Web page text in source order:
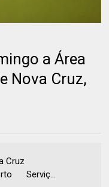
a Área
Nova Cruz,
em Nova Cruz
Serviç...